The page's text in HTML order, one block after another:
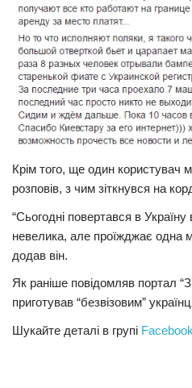
Крім того, ще один користувач
розповів, з чим зіткнувся на
“Сьогодні повертався в
невелика, але проїжджає одна
додав він.
Як раніше повідомляв портал
приготував “безвізовим”
Шукайте деталі в групі Facebook